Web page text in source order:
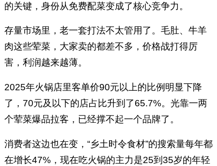
的关键，身份从免费配菜变成了核心竞争力。
存量市场里，老一套打法不太管用了。毛肚、牛羊
肉这些荤菜，大家卖的都差不多，价格战打得厉
害，利润越来越薄。
2025年火锅店里客单价90元以上的比例明显下降
了，70元及以下的店占比升到了65.7%。光靠一两
个荤菜爆品拉客，已经撑不起一个品牌了。
消费者这边也在变，“乡土时令食材”的搜索量每年都
在增长47%，现在吃火锅的主力是25到35岁的年轻